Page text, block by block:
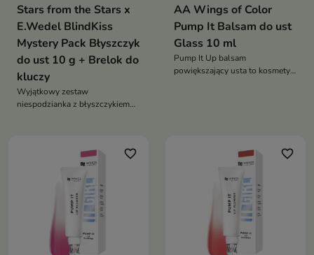
Stars from the Stars x
E.Wedel BlindKiss
Mystery Pack Błyszczyk
do ust 10 g + Brelok do
kluczy
Wyjątkowy zestaw
niespodzianka z błyszczykiem
wariantem inspirowanym
czekoladami E.Wedel
AA Wings of Color
Pump It Balsam do ust
Glass 10 ml
Pump It Up balsam
powiększający usta to kosmetyk
favorite_border favorite_border